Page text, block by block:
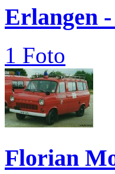
Erlangen
1 Foto
Florian